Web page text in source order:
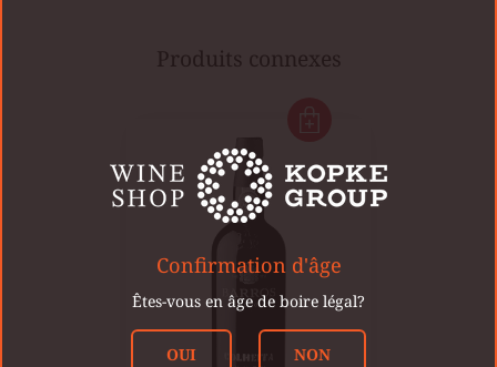
Produits connexes
Confirmation d'âge
Êtes-vous en âge de boire légal?
OUI NON